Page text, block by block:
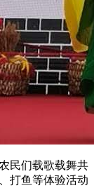
民们载歌载舞共
打鱼等体验活动